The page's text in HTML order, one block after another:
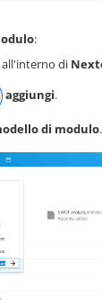
:
all'interno di
aggiungi.
di modulo.